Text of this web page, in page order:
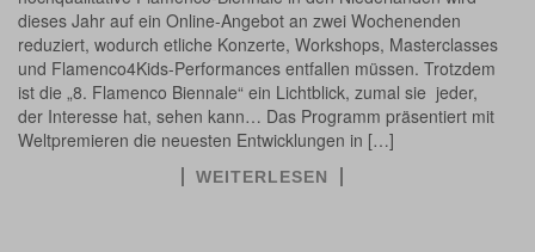
dieses Jahr auf ein Online-Angebot an zwei Wochenenden
reduziert, wodurch etliche Konzerte, Workshops, Masterclasses
und Flamenco4Kids-Performances entfallen müssen. Trotzdem
ist die „8. Flamenco Biennale“ ein Lichtblick, zumal sie jeder,
der Interesse hat, sehen kann… Das Programm präsentiert mit
Weltpremieren die neuesten Entwicklungen in […]
WEITERLESEN